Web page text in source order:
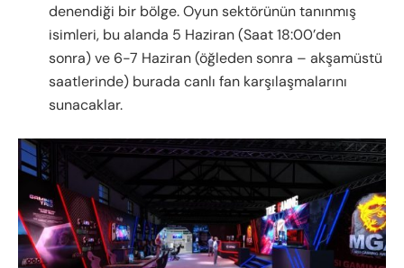
denendiği bir bölge. Oyun sektörünün tanınmış
isimleri, bu alanda 5 Haziran (Saat 18:00’den
sonra) ve 6-7 Haziran (öğleden sonra – akşamüstü
saatlerinde) burada canlı fan karşılaşmalarını
sunacaklar.